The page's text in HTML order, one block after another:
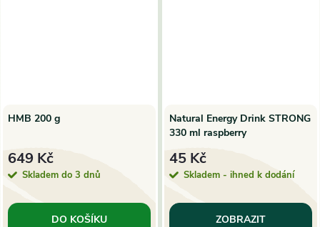
HMB 200 g
649 Kč
Skladem do 3 dnů
DO KOŠÍKU
Natural Energy Drink STRONG
330 ml raspberry
45 Kč
Skladem - ihned k dodání
ZOBRAZIT